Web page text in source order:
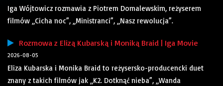
Iga Wójtowicz rozmawia z Piotrem Domalewskim, reżyserem
filmów „Cicha noc”, „Ministranci”, „Nasz rewolucja”.
Rozmowa z Elizą Kubarską i Moniką Braid | Iga Movie
2026-08-05
Eliza Kubarska i Monika Braid to reżysersko-producencki duet
znany z takich filmów jak „K2. Dotknąć nieba”, „Wanda